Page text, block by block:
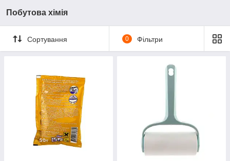
Побутова хімія
Сортування 0 Фільтри